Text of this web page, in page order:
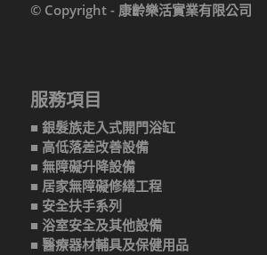
© Copyright - 康齡樂活實業有限公司
服務項目
■ 銀髮族走入式開門浴缸
■ 高低落差改善設備
■ 無障礙升降設備
■ 居家無障礙修繕工程
■ 安全扶手系列
■ 浴室安全及其他設備
■ 醫療器材輔具及保健用品